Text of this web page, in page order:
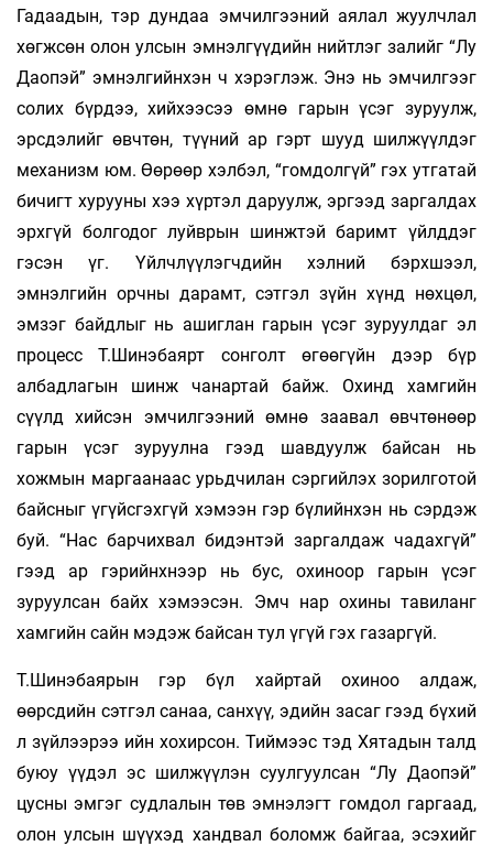
Гадаадын, тэр дундаа эмчилгээний аялал жуулчлал
хөгжсөн олон улсын эмнэлгүүдийн нийтлэг залийг “Лу
Даопэй” эмнэлгийнхэн ч хэрэглэж. Энэ нь эмчилгээг
солих бүрдээ, хийхээсээ өмнө гарын үсэг зуруулж,
эрсдэлийг өвчтөн, түүний ар гэрт шууд шилжүүлдэг
механизм юм. Өөрөөр хэлбэл, “гомдолгүй” гэх утгатай
бичигт хурууны хээ хүртэл даруулж, эргээд заргалдах
эрхгүй болгодог луйврын шинжтэй баримт үйлддэг
гэсэн үг. Үйлчлүүлэгчдийн хэлний бэрхшээл,
эмнэлгийн орчны дарамт, сэтгэл зүйн хүнд нөхцөл,
эмзэг байдлыг нь ашиглан гарын үсэг зуруулдаг эл
процесс Т.Шинэбаярт сонголт өгөөгүйн дээр бүр
албадлагын шинж чанартай байж. Охинд хамгийн
сүүлд хийсэн эмчилгээний өмнө заавал өвчтөнөөр
гарын үсэг зуруулна гээд шавдуулж байсан нь
хожмын маргаанаас урьдчилан сэргийлэх зорилготой
байсныг үгүйсгэхгүй хэмээн гэр бүлийнхэн нь сэрдэж
буй. “Нас барчихвал бидэнтэй заргалдаж чадахгүй”
гээд ар гэрийнхнээр нь бус, охиноор гарын үсэг
зуруулсан байх хэмээсэн. Эмч нар охины тавиланг
хамгийн сайн мэдэж байсан тул үгүй гэх газаргүй.
Т.Шинэбаярын гэр бүл хайртай охиноо алдаж,
өөрсдийн сэтгэл санаа, санхүү, эдийн засаг гээд бүхий
л зүйлээрээ ийн хохирсон. Тиймээс тэд Хятадын талд
буюу үүдэл эс шилжүүлэн суулгуулсан “Лу Даопэй”
цусны эмгэг судлалын төв эмнэлэгт гомдол гаргаад,
олон улсын шүүхэд хандвал боломж байгаа, эсэхийг